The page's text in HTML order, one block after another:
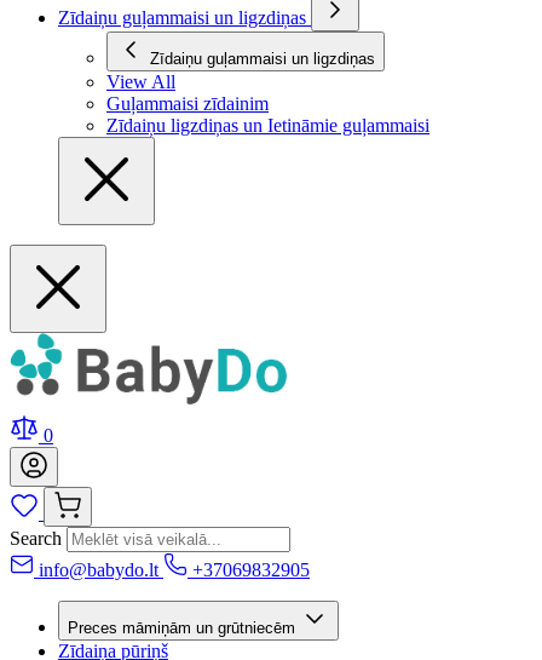
Zīdaiņu guļammaisi un ligzdiņas
Zīdaiņu guļammaisi un ligzdiņas
View All
Guļammaisi zīdainim
Zīdaiņu ligzdiņas un Ietināmie guļammaisi
0
Search
info@babydo.lt
+37069832905
Preces māmiņām un grūtniecēm
Zīdaiņa pūriņš